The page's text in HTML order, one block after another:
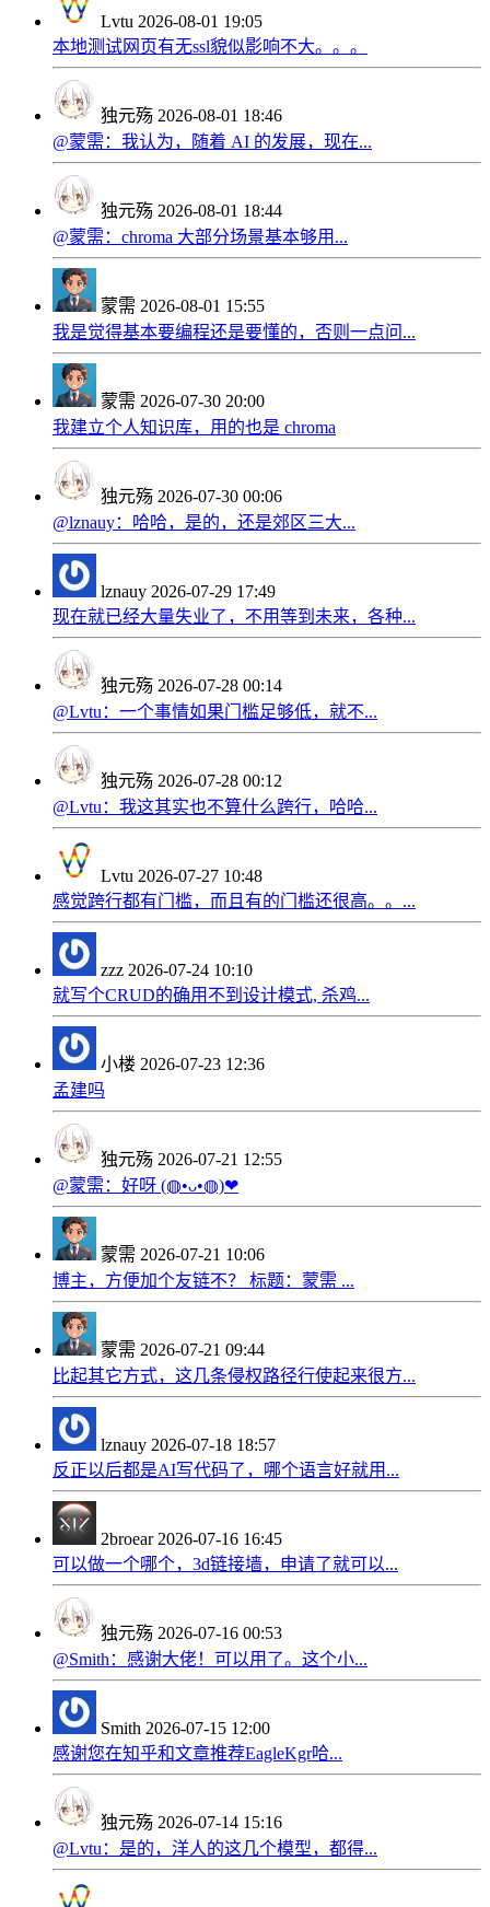
Lvtu 2026-08-01 19:05
本地测试网页有无ssl貌似影响不大。。。
独元殇 2026-08-01 18:46
@蒙需：我认为，随着 AI 的发展，现在...
独元殇 2026-08-01 18:44
@蒙需：chroma 大部分场景基本够用...
蒙需 2026-08-01 15:55
我是觉得基本要编程还是要懂的，否则一点问...
蒙需 2026-07-30 20:00
我建立个人知识库，用的也是 chroma
独元殇 2026-07-30 00:06
@lznauy：哈哈，是的，还是郊区三大...
lznauy 2026-07-29 17:49
现在就已经大量失业了，不用等到未来，各种...
独元殇 2026-07-28 00:14
@Lvtu：一个事情如果门槛足够低，就不...
独元殇 2026-07-28 00:12
@Lvtu：我这其实也不算什么跨行，哈哈...
Lvtu 2026-07-27 10:48
感觉跨行都有门槛，而且有的门槛还很高。。...
zzz 2026-07-24 10:10
就写个CRUD的确用不到设计模式, 杀鸡...
小楼 2026-07-23 12:36
孟建吗
独元殇 2026-07-21 12:55
@蒙需：好呀 (◍•ᴗ•◍)❤
蒙需 2026-07-21 10:06
博主，方便加个友链不？ 标题：蒙需 ...
蒙需 2026-07-21 09:44
比起其它方式，这几条侵权路径行使起来很方...
lznauy 2026-07-18 18:57
反正以后都是AI写代码了，哪个语言好就用...
2broear 2026-07-16 16:45
可以做一个哪个，3d链接墙，申请了就可以...
独元殇 2026-07-16 00:53
@Smith：感谢大佬！可以用了。这个小...
Smith 2026-07-15 12:00
感谢您在知乎和文章推荐EagleKgr哈...
独元殇 2026-07-14 15:16
@Lvtu：是的，洋人的这几个模型，都得...